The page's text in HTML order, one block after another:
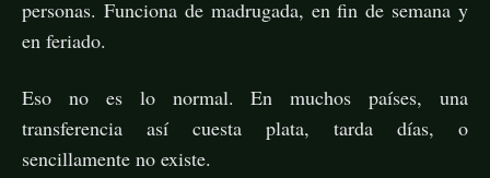
personas. Funciona de madrugada, en fin de semana y
en feriado.
Eso no es lo normal. En muchos países, una
transferencia así cuesta plata, tarda días, o
sencillamente no existe.